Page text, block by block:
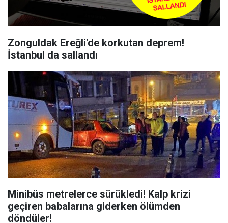
Zonguldak Ereğli'de korkutan deprem!
İstanbul da sallandı
Minibüs metrelerce sürükledi! Kalp krizi
geçiren babalarına giderken ölümden
döndüler!